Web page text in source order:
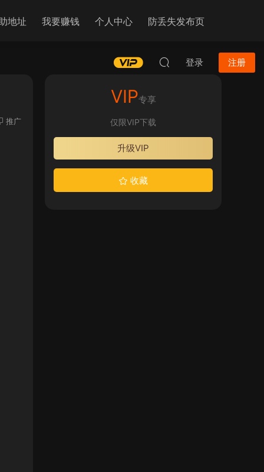
地址 我要赚钱 个人中心 防丢失发布页
登录 注册
推广
VIP专享
仅限VIP下载
升级VIP
收藏